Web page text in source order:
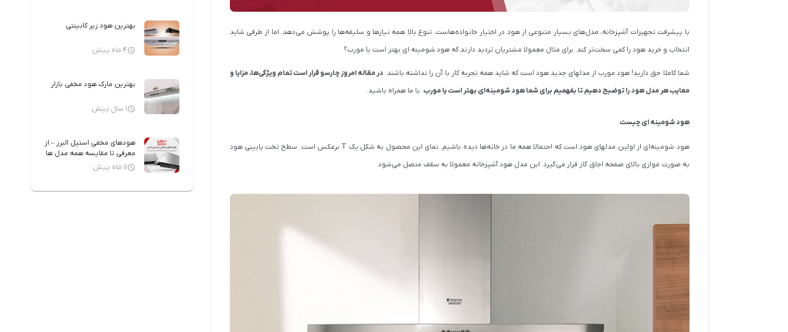
با پیشرفت تجهیزات آشپزخانه، مدل‌های بسیار متنوعی از هود در اختیار خانواده‌هاست. تنوع بالا همه نیازها و سلیقه‌ها را پوشش می‌دهد. اما از طرفی شاید
انتخاب و خرید هود را کمی سخت‌تر کند. برای مثال معمولا مشتریان تردید دارند که هود شومینه ای بهتر است یا مورب؟
شما کاملا حق دارید! هود مورب از مدلهای جدید هود است که شاید همه تجربه کار با آن را نداشته باشند. در مقاله امروز چارسو قرار است تمام ویژگی‌ها، مزایا و
معایب هر مدل هود را توضیح دهیم تا بفهمیم برای شما هود شومینه‌ای بهتر است یا مورب. با ما همراه باشید.
هود شومینه ای چیست
هود شومینه‌ای از اولین مدلهای هود است که احتمالا همه ما در خانه‌ها دیده باشیم. نمای این محصول به شکل یک T برعکس است. سطح تخت پایینی هود
به صورت موازی بالای صفحه اجاق گاز قرار می‌گیرد. این مدل هود آشپزخانه معمولا به سقف متصل می‌شود.
بهترین هود زیر کابینتی
4 ماه پیش
بهترین مارک هود مخفی بازار
1 سال پیش
هودهای مخفی استیل البرز – از
معرفی تا مقایسه همه مدل ها
11 ماه پیش